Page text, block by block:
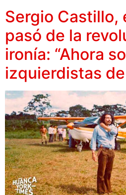
Sergio Castillo,
pasó de la
ironía: “Ahora
izquierdistas